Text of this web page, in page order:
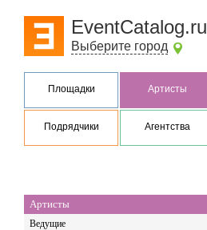
EventCatalog.ru
Выберите город
Площадки Артисты
Подрядчики Агентства
Артисты
Ведущие